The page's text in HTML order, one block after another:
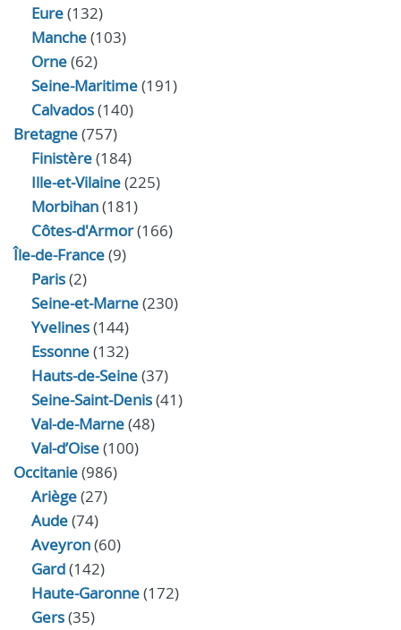
Eure(132)
Manche(103)
Orne(62)
Seine-Maritime(191)
Calvados(140)
Bretagne(757)
Finistère(184)
Ille-et-Vilaine(225)
Morbihan(181)
Côtes-d'Armor(166)
Île-de-France(9)
Paris(2)
Seine-et-Marne(230)
Yvelines(144)
Essonne(132)
Hauts-de-Seine(37)
Seine-Saint-Denis(41)
Val-de-Marne(48)
Val-d’Oise(100)
Occitanie(986)
Ariège(27)
Aude(74)
Aveyron(60)
Gard(142)
Haute-Garonne(172)
Gers(35)